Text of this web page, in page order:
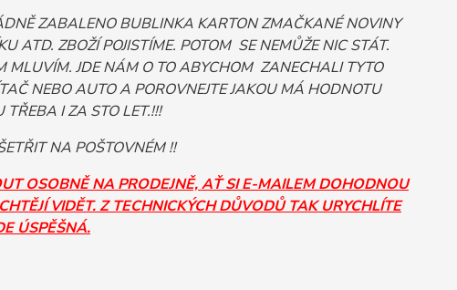
ZABALENO BUBLINKA KARTON ZMAČKANÉ NOVINY
ZBOŽÍ POJISTÍME. POTOM SE NEMŮŽE NIC STÁT.
JDE NÁM O TO ABYCHOM ZANECHALI TYTO
NEBO AUTO A POROVNEJTE JAKOU MÁ HODNOTU
TŘEBA I ZA STO LET.!!!
NA POŠTOVNÉM !!
OSOBNĚ NA PRODEJNĚ, AŤ SI E-MAILEM DOHODNOU
VIDĚT. Z TECHNICKÝCH DŮVODŮ TAK URYCHLÍTE
ÚSPĚŠNÁ.